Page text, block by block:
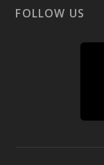
FOLLOW US